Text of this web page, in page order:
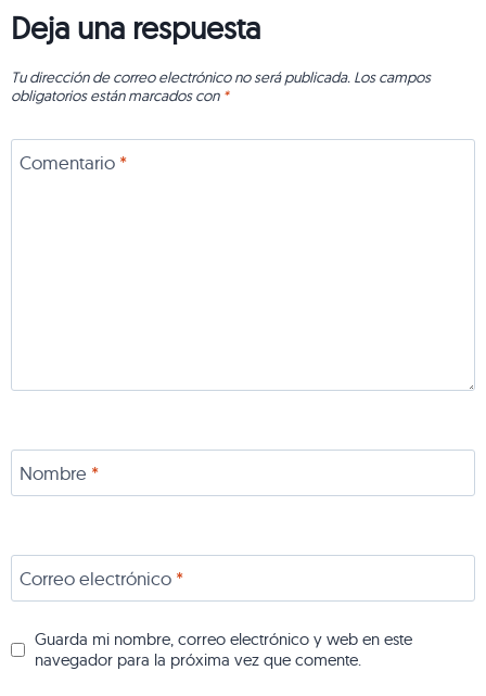
Deja una respuesta
Tu dirección de correo electrónico no será publicada. Los campos
obligatorios están marcados con *
Comentario *
Nombre *
Correo electrónico *
Guarda mi nombre, correo electrónico y web en este
navegador para la próxima vez que comente.